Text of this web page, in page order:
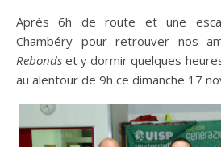
Après 6h de route et une
Chambéry pour retrouver nos
Rebonds et y dormir quelques
au alentour de 9h ce dimanche 17